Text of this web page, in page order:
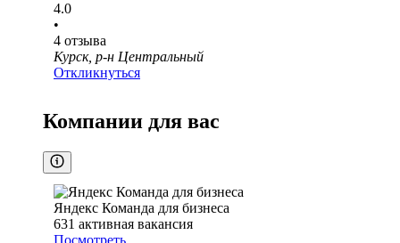
4.0
•
4 отзыва
Курск, р-н Центральный
Откликнуться
Компании для вас
Яндекс Команда для бизнеса
631 активная вакансия